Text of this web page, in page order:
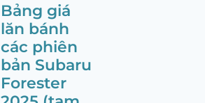
Bảng giá
lăn bánh
các phiên
bản Subaru
Forester